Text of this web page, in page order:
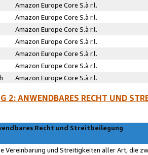
Amazon Europe Core S.à r.l.
Amazon Europe Core S.à r.l.
Amazon Europe Core S.à r.l.
Amazon Europe Core S.à r.l.
Amazon Europe Core S.à r.l.
Amazon Europe Core S.à r.l.
Amazon Europe Core S.à r.l.
2: ANWENDBARES RECHT UND
Recht und Streitbeilegung
Vereinbarung und Streitigkeiten aller Art, die